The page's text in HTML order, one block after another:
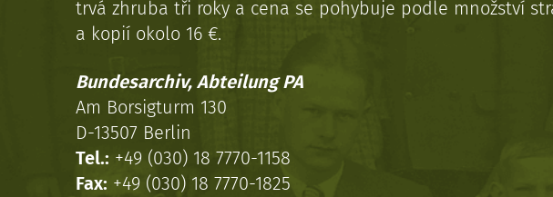
trvá zhruba tři roky a cena se pohybuje podle množství
a kopií okolo 16 €.
Bundesarchiv, Abteilung PA
Am Borsigturm 130
D-13507 Berlin
Tel.: +49 (030) 18 7770-1158
Fax: +49 (030) 18 7770-1825